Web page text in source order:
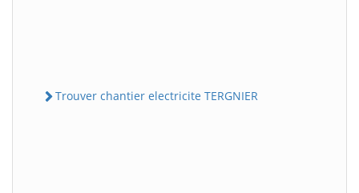
Trouver chantier electricite TERGNIER